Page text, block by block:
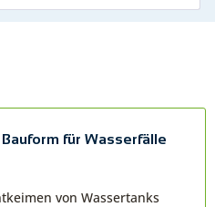
für Wasserfälle
von Wassertanks